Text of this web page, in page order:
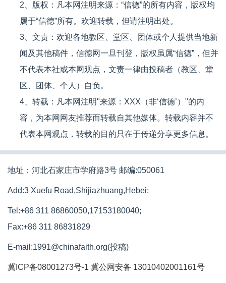
2、版权：凡本网注明来源：“信德”的所有内容，版权均
属于“信德”所有。欢迎转载，但请注明出处。
3、文责：欢迎各地教区、堂区、团体或个人提供当地新
闻及其他稿件，信德网一旦刊登，版权虽属“信德”，但并
不代表本社或本网观点，文责一律由投稿者（教区、堂
区、团体、个人）自负。
4、转载：凡本网注明"来源：XXX（非‘信德’）"的内
容，为本网网友推荐而转载自其他媒体。转载内容并不
代表本网观点，转载的目的只在于传递分享更多信息。
地址：河北石家庄市学府路3号 邮编:050061
Add:3 Xuefu Road,Shijiazhuang,Hebei;
Tel:+86 311 86860050,17153180040;
Fax:+86 311 86831829
E-mail:1991@chinafaith.org(投稿)
冀ICP备08001273号-1 冀公网安备 13010402001161号